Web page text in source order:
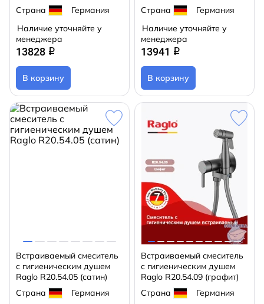
Страна
Германия
Наличие уточняйте у
менеджера
13828 q
В корзину
Страна
Германия
Наличие уточняйте у
менеджера
13941 q
В корзину
Встраиваемый смеситель
с гигиеническим душем
Raglo R20.54.05 (сатин)
Страна
Германия
Встраиваемый смеситель
с гигиеническим душем
Raglo R20.54.09 (графит)
Страна
Германия